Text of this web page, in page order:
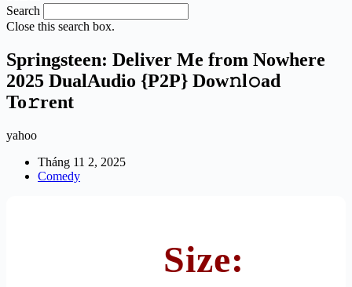
Search
Close this search box.
Springsteen: Deliver Me from Nowhere
2025 DualAudio {P2P} Dow𝚗l𝚘ad
To𝚛rent
yahoo
Tháng 11 2, 2025
Comedy
Size: